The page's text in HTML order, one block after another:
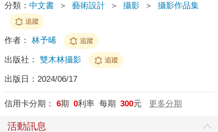
分類： 中文書 ＞ 藝術設計 ＞ 攝影 ＞ 攝影作品集
追蹤
作者： 林予晞 追蹤
出版社： 雙木林攝影 追蹤
出版日： 2024/06/17
信用卡分期： 6期 0利率 每期 300元 更多分期
活動訊息